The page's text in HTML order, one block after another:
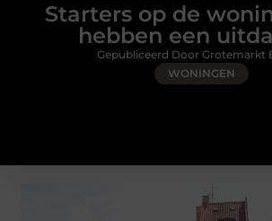
Starters op de
hebben een
WONINGEN
Gepubliceerd Door Grotemarkt